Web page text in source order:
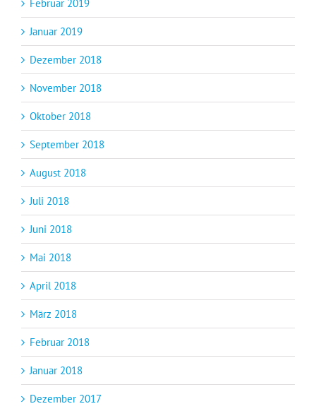
Februar 2019
Januar 2019
Dezember 2018
November 2018
Oktober 2018
September 2018
August 2018
Juli 2018
Juni 2018
Mai 2018
April 2018
März 2018
Februar 2018
Januar 2018
Dezember 2017